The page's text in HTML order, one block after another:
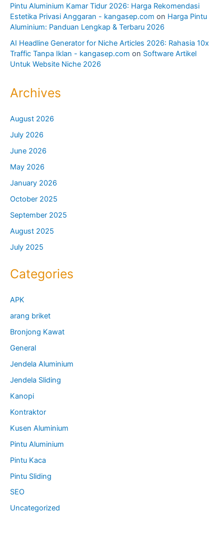
Pintu Aluminium Kamar Tidur 2026: Harga Rekomendasi
Estetika Privasi Anggaran - kangasep.com on Harga Pintu
Aluminium: Panduan Lengkap & Terbaru 2026
AI Headline Generator for Niche Articles 2026: Rahasia 10x
Traffic Tanpa Iklan - kangasep.com on Software Artikel
Untuk Website Niche 2026
Archives
August 2026
July 2026
June 2026
May 2026
January 2026
October 2025
September 2025
August 2025
July 2025
Categories
APK
arang briket
Bronjong Kawat
General
Jendela Aluminium
Jendela Sliding
Kanopi
Kontraktor
Kusen Aluminium
Pintu Aluminium
Pintu Kaca
Pintu Sliding
SEO
Uncategorized